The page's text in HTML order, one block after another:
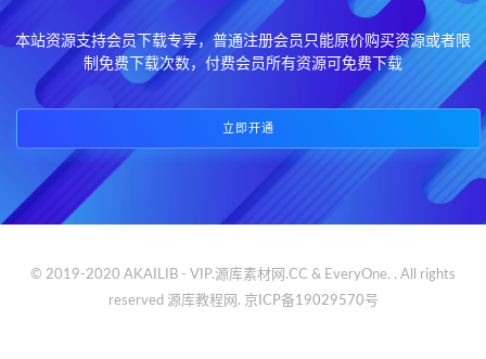
本站资源支持会员下载专享，普通注册会员只能原价购买资源或者限
制免费下载次数，付费会员所有资源可免费下载
立即开通
© 2019-2020 AKAILIB - VIP.源库素材网.CC & EveryOne. . All rights
reserved 源库教程网. 京ICP备19029570号